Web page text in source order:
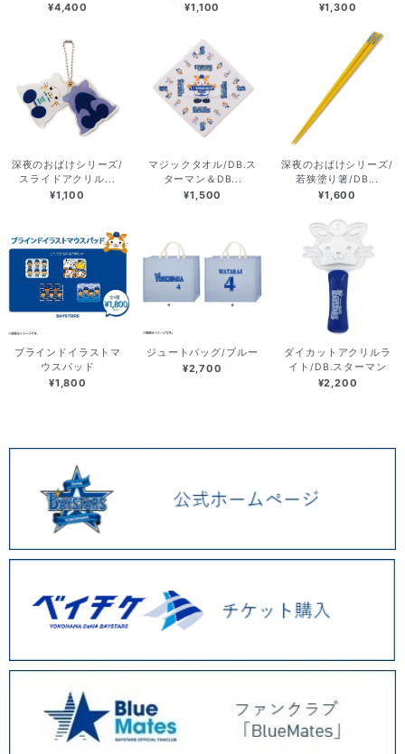
¥4,400 ¥1,100 ¥1,300
深夜のおばけシリーズ/
スライドアクリル...
¥1,100
マジックタオル/DB.ス
ターマン＆DB...
¥1,500
深夜のおばけシリーズ/
若狭塗り箸/DB...
¥1,600
ブラインドイラストマ
ウスパッド
¥1,800
ジュートバッグ/ブルー
¥2,700
ダイカットアクリルラ
イト/DB.スターマン
¥2,200